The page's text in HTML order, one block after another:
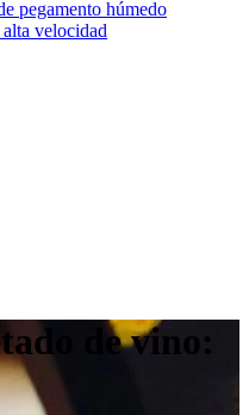
pegamento húmedo
velocidad
de vino: